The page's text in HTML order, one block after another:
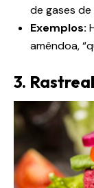
de gases
Exemplos:
amêndoa,
3.